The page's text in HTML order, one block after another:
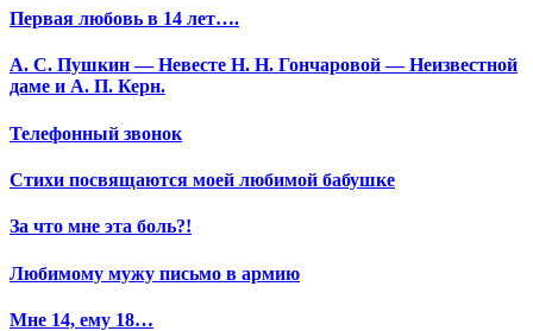
Первая любовь в 14 лет….
А. С. Пушкин — Невесте Н. Н. Гончаровой — Неизвестной
даме и А. П. Керн.
Телефонный звонок
Стихи посвящаются моей любимой бабушке
За что мне эта боль?!
Любимому мужу письмо в армию
Мне 14, ему 18…